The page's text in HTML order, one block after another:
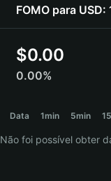
Bahasa Indonesia
ภาษาไทย
Español
Español (Argentina)
FOMO para USD:
$0.00
0.00%
Data 1min 5min
Não foi possível obter